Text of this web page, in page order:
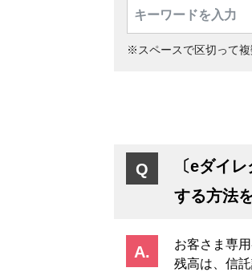
※スペースで区切って複
〔eダイ
する方法
お客さま専
残高は、信